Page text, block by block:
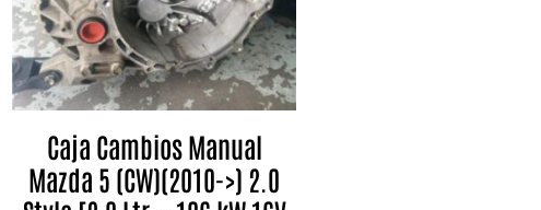
Caja Cambios Manual
Mazda 5 (CW)(2010->) 2.0